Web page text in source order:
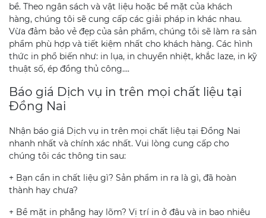
bề. Theo ngân sách và vật liệu hoặc bề mặt của khách
hàng, chúng tôi sẽ cung cấp các giải pháp in khác nhau.
Vừa đảm bảo vẻ đẹp của sản phẩm, chúng tôi sẽ làm ra sản
phẩm phù hợp và tiết kiệm nhất cho khách hàng. Các hình
thức in phổ biến như: in lụa, in chuyển nhiệt, khắc laze, in kỹ
thuật số, ép đồng thủ công….
Báo giá Dịch vụ in trên mọi chất liệu tại
Đồng Nai
Nhận báo giá Dịch vụ in trên mọi chất liệu tại Đồng Nai
nhanh nhất và chính xác nhất. Vui lòng cung cấp cho
chúng tôi các thông tin sau:
+ Bạn cần in chất liệu gì? Sản phẩm in ra là gì, đã hoàn
thành hay chưa?
+ Bề mặt in phẳng hay lõm? Vị trí in ở đâu và in bao nhiêu